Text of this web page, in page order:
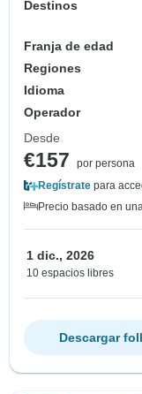
Destinos
Franja de edad
Regiones
Idioma
Operador
Desde
€157
por persona
Regístrate para
Precio basado en
1 dic., 2026
10 espacios libres
Descargar